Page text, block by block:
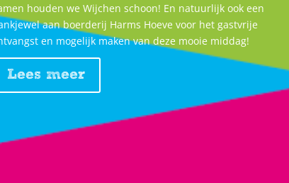
houden we Wijchen schoon! En natuurlijk ook een
aan boerderij Harms Hoeve voor het gastvrije
en mogelijk maken van deze mooie middag!
Lees meer